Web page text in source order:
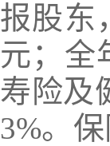
报股东
元；全
寿险及
3%。